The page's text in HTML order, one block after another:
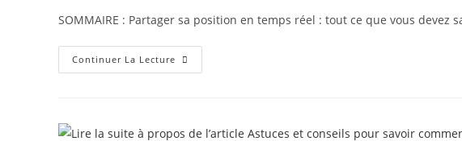
SOMMAIRE : Partager sa position en temps réel : tout ce que vous
Continuer La Lecture